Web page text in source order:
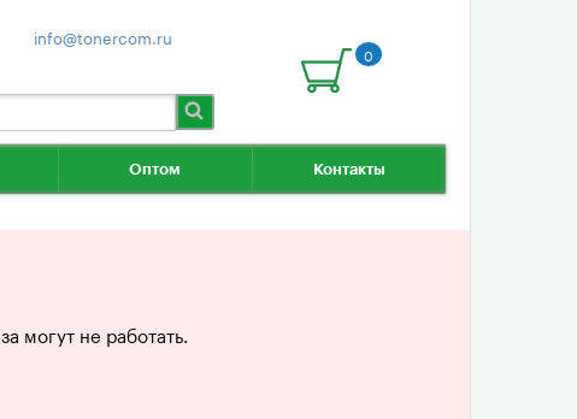
Оптом Контакты
info@tonercom.ru
0
могут не работать.